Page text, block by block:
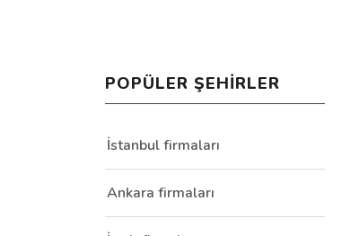
POPÜLER ŞEHIRLER
İstanbul firmaları
Ankara firmaları